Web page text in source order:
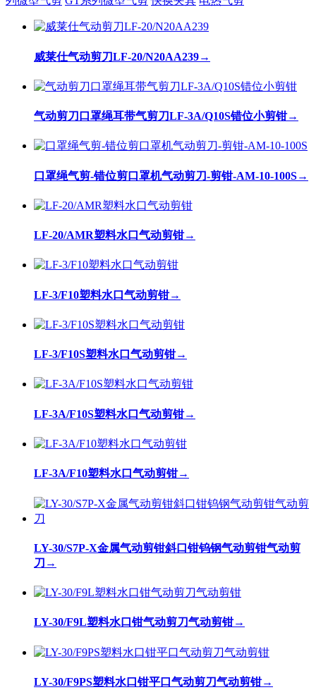
威莱仕气动剪刀LF-20/N20AA239→
气动剪刀口罩绳耳带气剪刀LF-3A/Q10S错位小剪钳→
口罩绳气剪-错位剪口罩机气动剪刀-剪钳-AM-10-100S→
LF-20/AMR塑料水口气动剪钳→
LF-3/F10塑料水口气动剪钳→
LF-3/F10S塑料水口气动剪钳→
LF-3A/F10S塑料水口气动剪钳→
LF-3A/F10塑料水口气动剪钳→
LY-30/S7P-X金属气动剪钳斜口钳钨钢气动剪钳气动剪
刀 →
LY-30/F9L塑料水口钳气动剪刀气动剪钳→
LY-30/F9PS塑料水口钳平口气动剪刀气动剪钳→